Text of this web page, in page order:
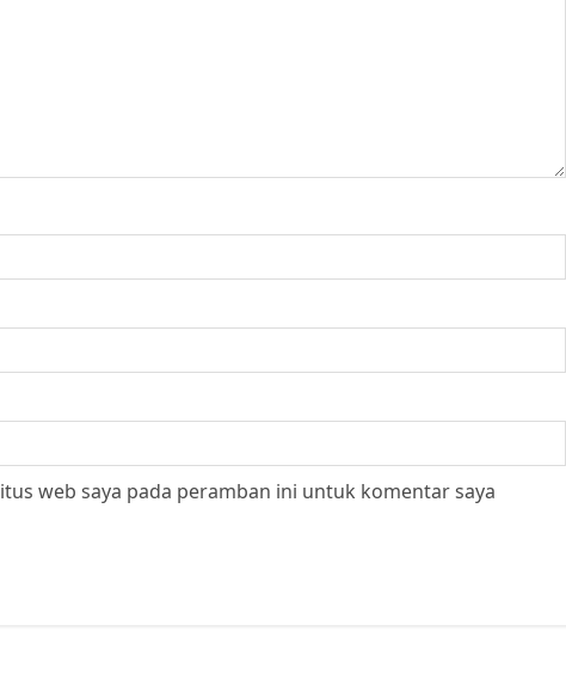
web saya pada peramban ini untuk komentar saya